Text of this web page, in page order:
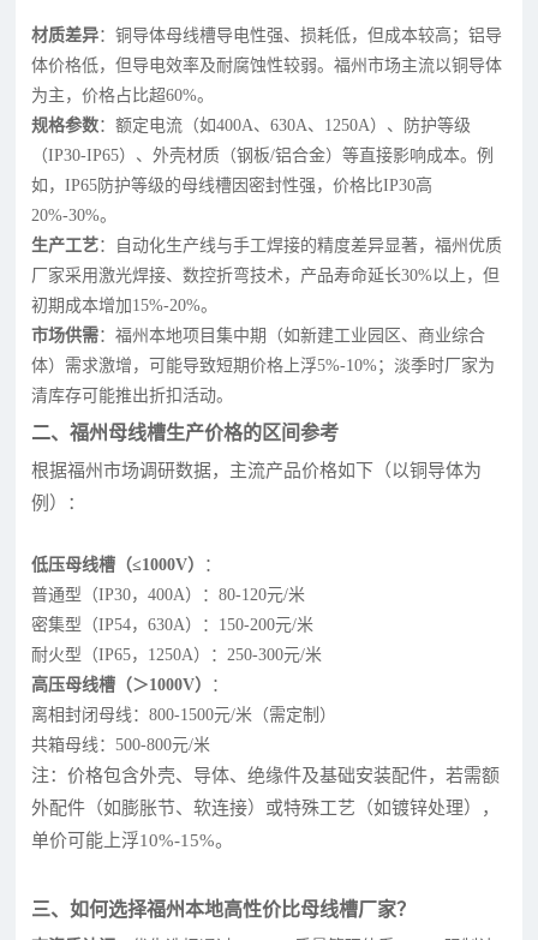
材质差异：铜导体母线槽导电性强、损耗低，但成本较高；铝导
体价格低，但导电效率及耐腐蚀性较弱。福州市场主流以铜导体
为主，价格占比超60%。
规格参数：额定电流（如400A、630A、1250A）、防护等级
（IP30-IP65）、外壳材质（钢板/铝合金）等直接影响成本。例
如，IP65防护等级的母线槽因密封性强，价格比IP30高
20%-30%。
生产工艺：自动化生产线与手工焊接的精度差异显著，福州优质
厂家采用激光焊接、数控折弯技术，产品寿命延长30%以上，但
初期成本增加15%-20%。
市场供需：福州本地项目集中期（如新建工业园区、商业综合
体）需求激增，可能导致短期价格上浮5%-10%；淡季时厂家为
清库存可能推出折扣活动。
二、福州母线槽生产价格的区间参考
根据福州市场调研数据，主流产品价格如下（以铜导体为
例）：
低压母线槽（≤1000V）
：
普通型（IP30，400A）：80-120元/米
密集型（IP54，630A）：150-200元/米
耐火型（IP65，1250A）：250-300元/米
高压母线槽（＞1000V）
：
离相封闭母线：800-1500元/米（需定制）
共箱母线：500-800元/米
注：价格包含外壳、导体、绝缘件及基础安装配件，若需额
外配件（如膨胀节、软连接）或特殊工艺（如镀锌处理），
单价可能上浮10%-15%。
三、如何选择福州本地高性价比母线槽厂家？